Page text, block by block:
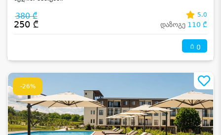
380 ₾
250 ₾
5.0
დაზოგე 110 ₾
0
-26%